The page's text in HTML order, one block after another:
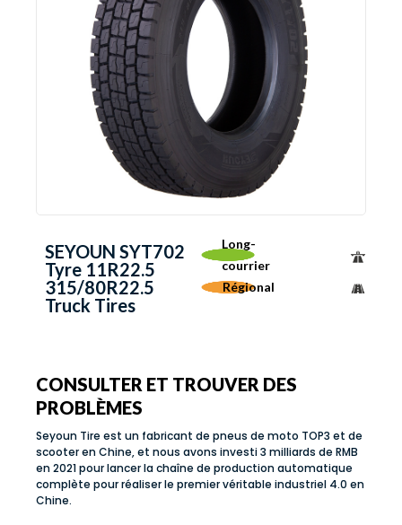
SEYOUN SYT702
Tyre 11R22.5
315/80R22.5
Truck Tires
Long-
courrier
Régional
CONSULTER ET TROUVER DES
PROBLÈMES
Seyoun Tire est un fabricant de pneus de moto TOP3 et de
scooter en Chine, et nous avons investi 3 milliards de RMB
en 2021 pour lancer la chaîne de production automatique
complète pour réaliser le premier véritable industriel 4.0 en
Chine.